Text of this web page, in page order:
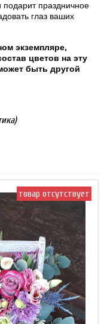
праздничное
глаз ваших
экземпляре,
цветов на эту
быть другой
товар отсутствует